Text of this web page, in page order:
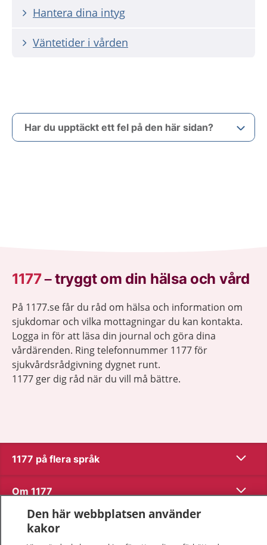
Hantera dina intyg
Väntetider i vården
Har du upptäckt ett fel på den här sidan?
1177–tryggt om din hälsa och vård
På 1177.se får du råd om hälsa och information om
sjukdomar och vilka mottagningar du kan kontakta.
Logga in för att läsa din journal och göra dina
vårdärenden. Ring telefonnummer 1177 för
sjukvårdsrådgivning dygnet runt.
1177 ger dig råd när du vill må bättre.
1177 på flera språk Visa
Om 1177 Visa
Kontakt
Den här webbplatsen använder
kakor